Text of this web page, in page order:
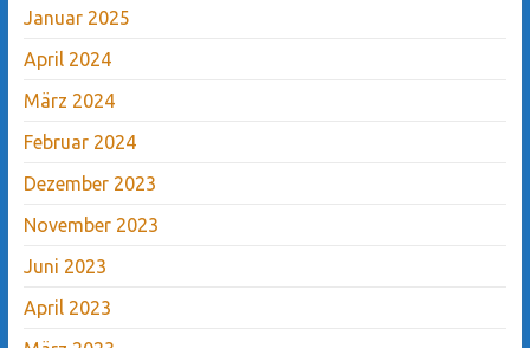
Januar 2025
April 2024
März 2024
Februar 2024
Dezember 2023
November 2023
Juni 2023
April 2023